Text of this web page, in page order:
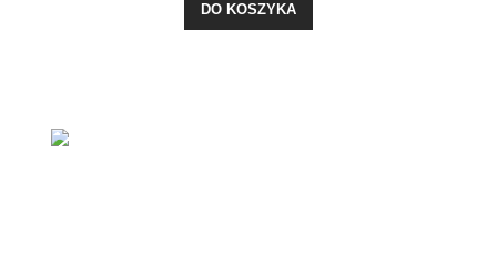
DO KOSZYKA